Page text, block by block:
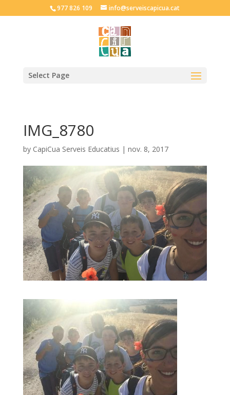
977 826 109 info@serveiscapicua.cat
Select Page
IMG_8780
by CapiCua Serveis Educatius | nov. 8, 2017